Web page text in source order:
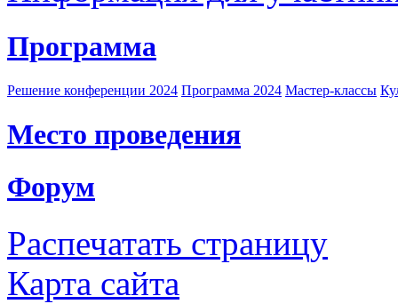
Программа
Решение конференции 2024 Программа 2024 Мастер-классы
Место проведения
Форум
Распечатать страницу
Карта сайта